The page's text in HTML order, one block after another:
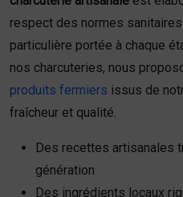
respect des normes
particulière portée à chaque
nos charcuteries, nous
produits fermiers issus de
fraîcheur et qualité.
Des recettes artisanales
génération
Des ingrédients locaux